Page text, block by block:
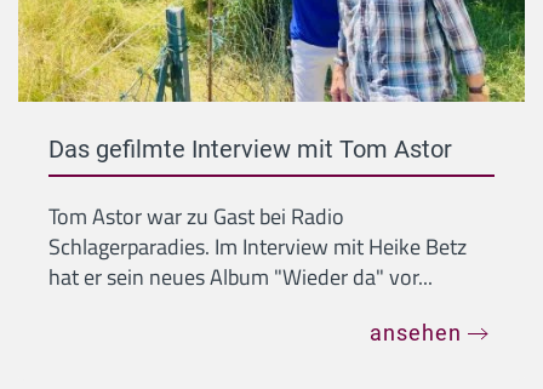
Das gefilmte Interview mit Tom Astor
Tom Astor war zu Gast bei Radio
Schlagerparadies. Im Interview mit Heike Betz
hat er sein neues Album "Wieder da" vor...
ansehen